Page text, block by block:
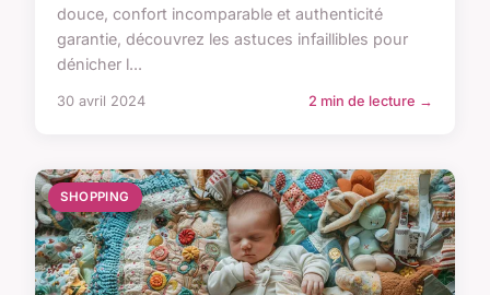
douce, confort incomparable et authenticité
garantie, découvrez les astuces infaillibles pour
dénicher l...
30 avril 2024 2 min de lecture →
SHOPPING